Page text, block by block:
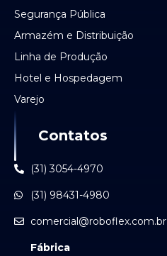
Segurança Pública
Armazém e Distribuição
Linha de Produção
Hotel e Hospedagem
Varejo
Contatos
(31) 3054-4970
(31) 98431-4980
comercial@roboflex.com.br
Fábrica